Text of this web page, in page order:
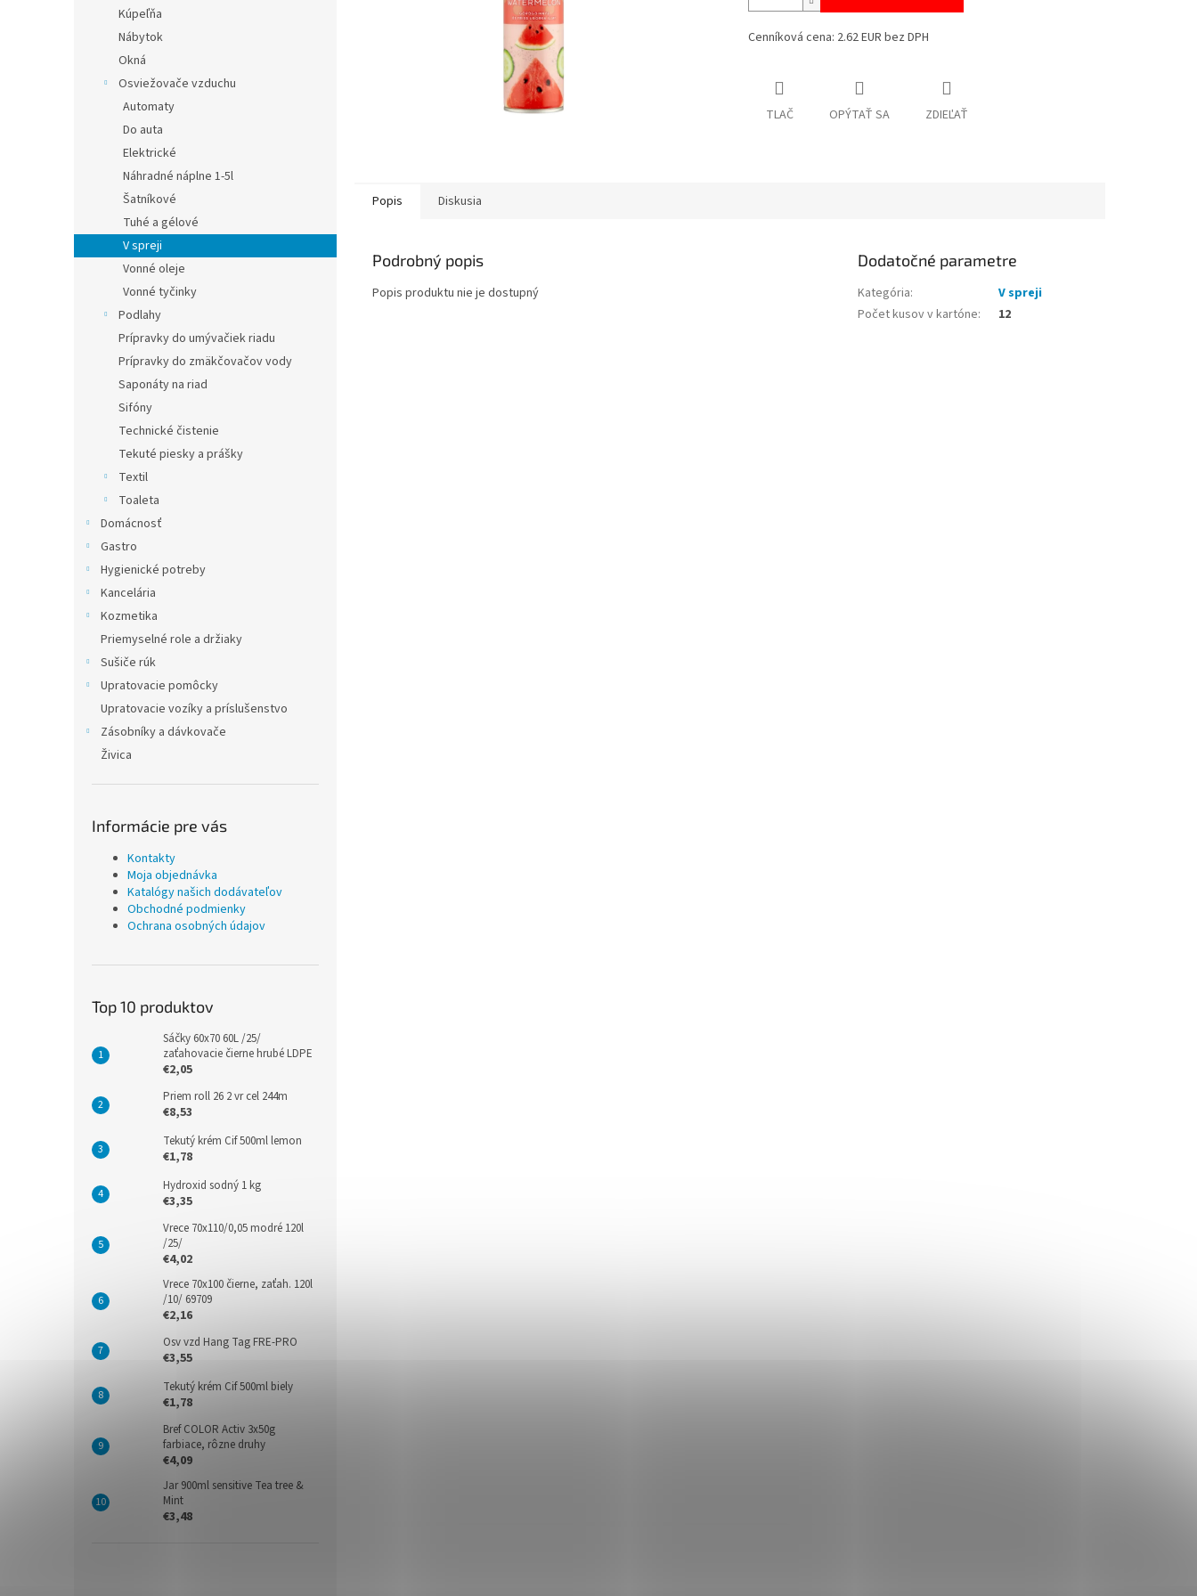
Kúpeľňa
Nábytok
Okná
Osviežovače vzduchu
Automaty
Do auta
Elektrické
Náhradné náplne 1-5l
Šatníkové
Tuhé a gélové
V spreji
Vonné oleje
Vonné tyčinky
Podlahy
Prípravky do umývačiek riadu
Prípravky do zmäkčovačov vody
Saponáty na riad
Sifóny
Technické čistenie
Tekuté piesky a prášky
Textil
Toaleta
Domácnosť
Gastro
Hygienické potreby
Kancelária
Kozmetika
Priemyselné role a držiaky
Sušiče rúk
Upratovacie pomôcky
Upratovacie vozíky a príslušenstvo
Zásobníky a dávkovače
Živica
Informácie pre vás
Kontakty
Moja objednávka
Katalógy našich dodávateľov
Obchodné podmienky
Ochrana osobných údajov
Top 10 produktov
Sáčky 60x70 60L /25/
zaťahovacie čierne hrubé LDPE
€2,05
Priem roll 26 2 vr cel 244m
€8,53
Tekutý krém Cif 500ml lemon
€1,78
Hydroxid sodný 1 kg
€3,35
Vrece 70x110/0,05 modré 120l
/25/
€4,02
Vrece 70x100 čierne, zaťah. 120l
/10/ 69709
€2,16
Osv vzd Hang Tag FRE-PRO
€3,55
Tekutý krém Cif 500ml biely
€1,78
Bref COLOR Activ 3x50g
farbiace, rôzne druhy
€4,09
Jar 900ml sensitive Tea tree &
Mint
€3,48
Cenníková cena: 2.62 EUR bez DPH
TLAČ OPÝTAŤ SA ZDIEĽAŤ
Popis Diskusia
Podrobný popis
Popis produktu nie je dostupný
Dodatočné parametre
Kategória:
V spreji
Počet kusov v kartóne: 12